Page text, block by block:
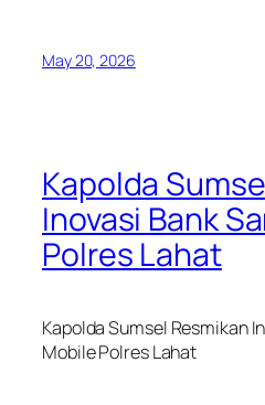
May 20, 2026
Kapolda
Inovasi Bank
Polres Lahat
Kapolda Sumsel Resmikan
Mobile Polres Lahat